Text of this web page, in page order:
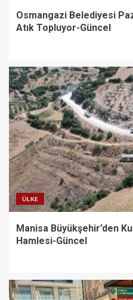
Osmangazi Belediyesi
Atık Topluyor-Güncel
ÜLKE
Manisa Büyükşehir’den
Hamlesi-Güncel